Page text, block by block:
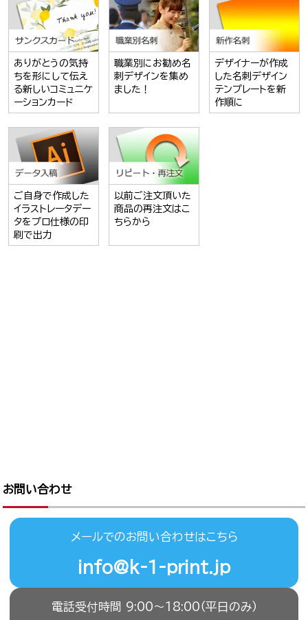
ありがとうの気持
ちを形にして伝え
る新しいコミュニケ
ーションカード
職業別にお勧め名
刺デザインを集め
ました！
デザイナーが作成
した名刺デザイン
テンプレートを新
作順に
ご自身で作成した
イラストレータデー
タをプロ仕様の印
刷で出力
以前ご注文頂いた
商品の再注文はこ
ちらから
お問い合わせ
メールでのお問い合わせはこちら
info@k-1-print.jp
電話受付時間 9:00〜18:00（平日のみ）